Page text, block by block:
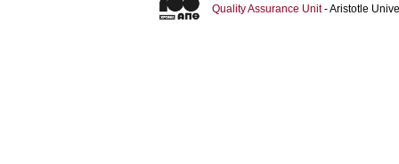
Quality Assurance Unit- Aristotle